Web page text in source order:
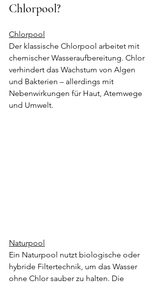
Chlorpool?
Chlorpool
Der klassische Chlorpool arbeitet mit
chemischer Wasseraufbereitung. Chlor
verhindert das Wachstum von Algen
und Bakterien – allerdings mit
Nebenwirkungen für Haut, Atemwege
und Umwelt.
Naturpool
Ein Naturpool nutzt biologische oder
hybride Filtertechnik, um das Wasser
ohne Chlor sauber zu halten. Die